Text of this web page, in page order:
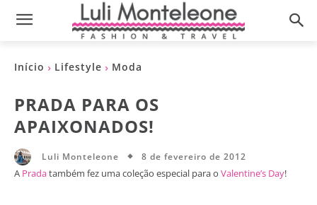
Início Lifestyle Moda
PRADA PARA OS
APAIXONADOS!
Luli Monteleone 8 de fevereiro de 2012
A Pradatambém fez uma coleção especial para o Valentine’s Day!